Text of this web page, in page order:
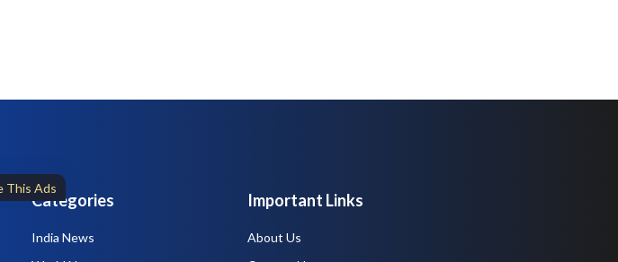
This Ads
Categories
India News
Important Links
About Us